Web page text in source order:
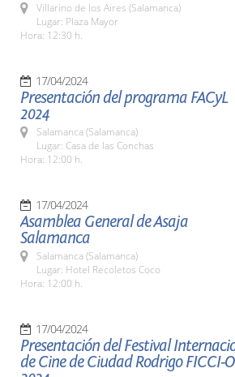
Villarino de los Aires (Salamanca)
Lugar: Plaza Mayor
Hora: 12:30 h.
17/04/2024
Presentación del programa FACyL
2024
Salamanca (Salamanca)
Lugar: Casa de las Conchas
Hora: 12:00 h.
17/04/2024
Asamblea General de Asaja
Salamanca
Salamanca (Salamanca)
Lugar: Hotel Recoletos Coco
Hora: 12:00 h.
17/04/2024
Presentación del Festival
de Cine de Ciudad Rodrigo FICCI-